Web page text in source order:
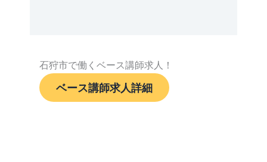
石狩市で働くベース講師求人！
ベース講師求人詳細